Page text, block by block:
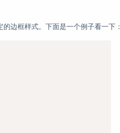
边框样式。下面是一个例子看一下：